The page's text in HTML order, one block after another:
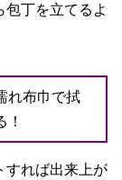
包丁を立てるよ
れ布巾で拭
すれば出来上が